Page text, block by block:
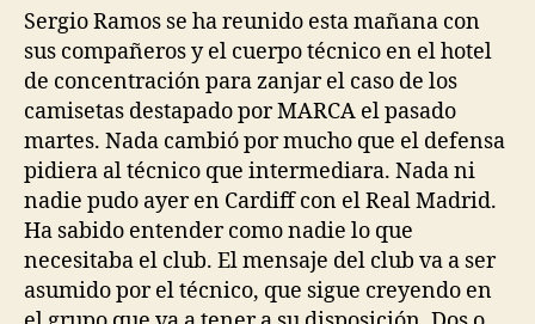
entrada
entrada
Sergio Ramos se ha reunido esta mañana con
sus compañeros y el cuerpo técnico en el hotel
de concentración para zanjar el caso de los
camisetas destapado por MARCA el pasado
martes. Nada cambió por mucho que el defensa
pidiera al técnico que intermediara. Nada ni
nadie pudo ayer en Cardiff con el Real Madrid.
Ha sabido entender como nadie lo que
necesitaba el club. El mensaje del club va a ser
asumido por el técnico, que sigue creyendo en